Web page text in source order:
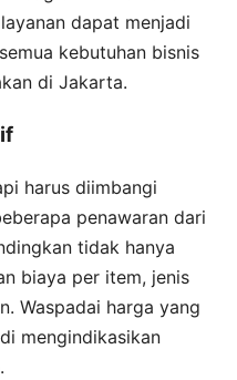
dapat menjadi
kebutuhan bisnis
di Jakarta.
harus diimbangi
penawaran dari
tidak hanya
biaya per item, jenis
Waspadai harga yang
mengindikasikan